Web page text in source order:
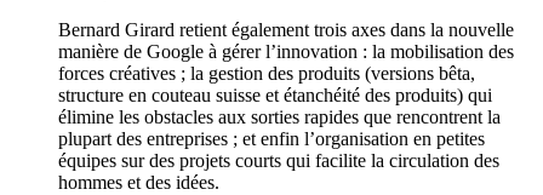
Bernard Girard retient également trois axes dans la nouvelle
manière de Google à gérer l’innovation : la mobilisation des
forces créatives ; la gestion des produits (versions bêta,
structure en couteau suisse et étanchéité des produits) qui
élimine les obstacles aux sorties rapides que rencontrent la
plupart des entreprises ; et enfin l’organisation en petites
équipes sur des projets courts qui facilite la circulation des
hommes et des idées.